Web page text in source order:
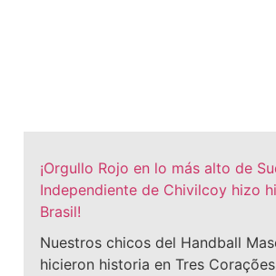
¡Orgullo Rojo en lo más alto de
Independiente de Chivilcoy hizo
Brasil!
Nuestros chicos del Handball
hicieron historia en Tres